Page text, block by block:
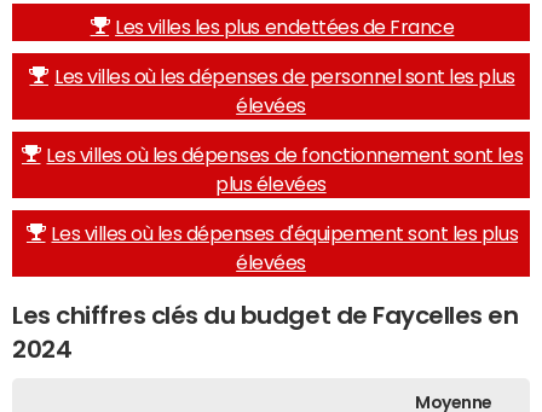
Les villes les plus endettées de France
Les villes où les dépenses de personnel sont les plus
élevées
Les villes où les dépenses de fonctionnement sont les
plus élevées
Les villes où les dépenses d'équipement sont les plus
élevées
Les chiffres clés du budget de Faycelles en
2024
Moyenne